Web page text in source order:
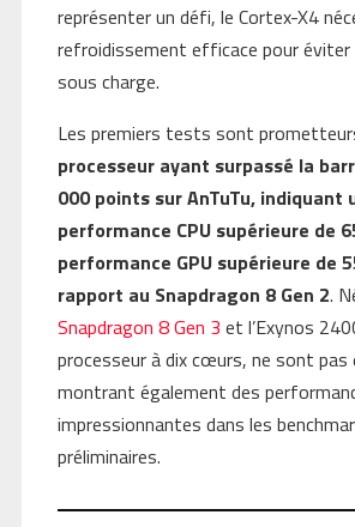
représenter un défi, le Cortex-X4
refroidissement efficace pour
sous charge.
Les premiers tests sont
processeur ayant surpassé la
000 points sur AnTuTu, indiquant
performance CPU supérieure de
performance GPU supérieure de
rapport au Snapdragon 8 Gen 2.
Snapdragon 8 Gen 3 et l’Exynos
processeur à dix cœurs, ne sont pas
montrant également des
impressionnantes dans les
préliminaires.